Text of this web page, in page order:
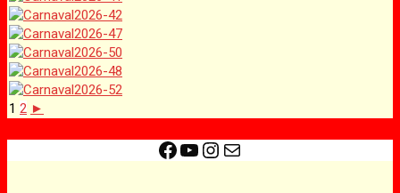
1 2 ►
Facebook
YouTube
Instagram
E-mail